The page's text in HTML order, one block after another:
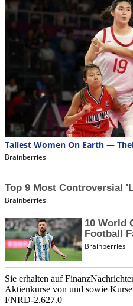
Sie erhalten auf
Aktienkurse von und sowie
FNRD-2.627.0